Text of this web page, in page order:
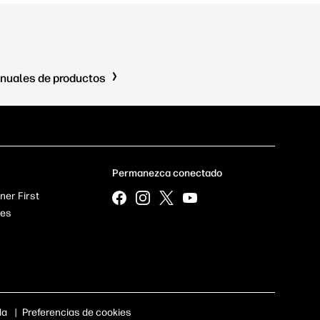
de productos
First
Permanezca conectado
| Preferencias de cookies